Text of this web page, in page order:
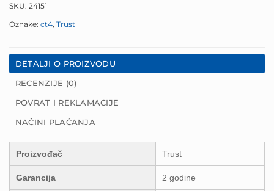
SKU: 24151
Oznake: ct4, Trust
DETALJI O PROIZVODU
RECENZIJE (0)
POVRAT I REKLAMACIJE
NAČINI PLAĆANJA
Proizvođač Trust
Garancija 2 godine